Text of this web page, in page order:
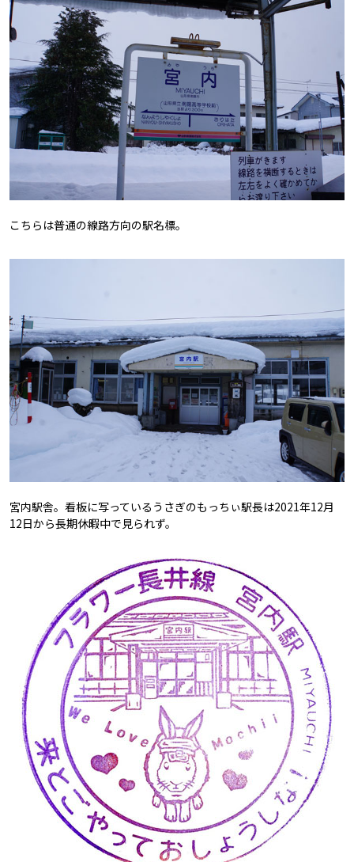
こちらは普通の線路方向の駅名標。
宮内駅舎。看板に写っているうさぎのもっちぃ駅長は2021年12月
12日から長期休暇中で見られず。